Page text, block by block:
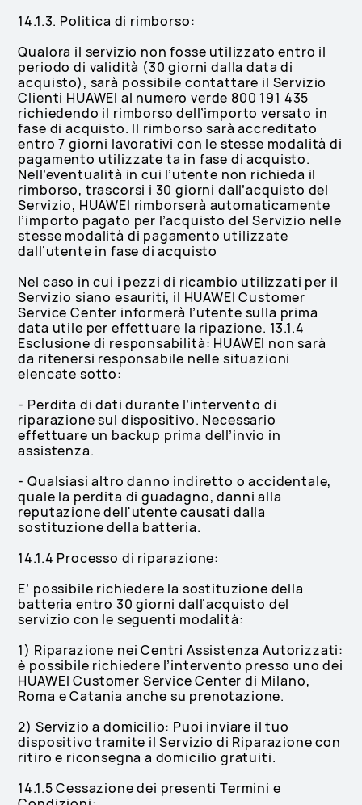
14.1.3. Politica di rimborso:
Qualora il servizio non fosse utilizzato entro il
periodo di validità (30 giorni dalla data di
acquisto), sarà possibile contattare il Servizio
Clienti HUAWEI al numero verde 800 191 435
richiedendo il rimborso dell’importo versato in
fase di acquisto. Il rimborso sarà accreditato
entro 7 giorni lavorativi con le stesse modalità di
pagamento utilizzate ta in fase di acquisto.
Nell’eventualità in cui l’utente non richieda il
rimborso, trascorsi i 30 giorni dall’acquisto del
Servizio, HUAWEI rimborserà automaticamente
l’importo pagato per l’acquisto del Servizio nelle
stesse modalità di pagamento utilizzate
dall’utente in fase di acquisto
Nel caso in cui i pezzi di ricambio utilizzati per il
Servizio siano esauriti, il HUAWEI Customer
Service Center informerà l’utente sulla prima
data utile per effettuare la ripazione. 13.1.4
Esclusione di responsabilità: HUAWEI non sarà
da ritenersi responsabile nelle situazioni
elencate sotto:
- Perdita di dati durante l’intervento di
riparazione sul dispositivo. Necessario
effettuare un backup prima dell’invio in
assistenza.
- Qualsiasi altro danno indiretto o accidentale,
quale la perdita di guadagno, danni alla
reputazione dell'utente causati dalla
sostituzione della batteria.
14.1.4 Processo di riparazione:
E’ possibile richiedere la sostituzione della
batteria entro 30 giorni dall’acquisto del
servizio con le seguenti modalità:
1) Riparazione nei Centri Assistenza Autorizzati:
è possibile richiedere l’intervento presso uno dei
HUAWEI Customer Service Center di Milano,
Roma e Catania anche su prenotazione.
2) Servizio a domicilio: Puoi inviare il tuo
dispositivo tramite il Servizio di Riparazione con
ritiro e riconsegna a domicilio gratuiti.
14.1.5 Cessazione dei presenti Termini e